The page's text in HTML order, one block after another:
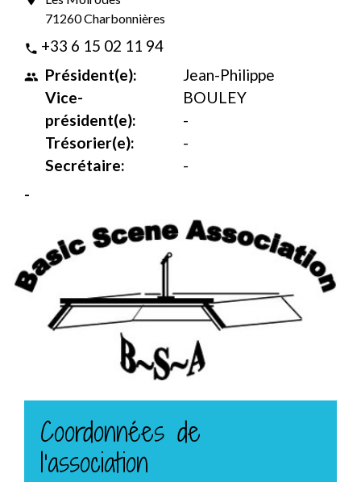
71260 Charbonnières
phone +33 6 15 02 11 94
people Président(e):
Vice-
président(e):
Trésorier(e):
Secrétaire:
Jean-Philippe
BOULEY
-
-
-
-
Coordonnées de
l'association